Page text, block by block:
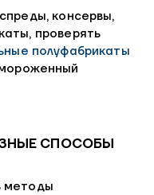
консервы,
проверять
полуфабрикаты
СПОСОБЫ
методы